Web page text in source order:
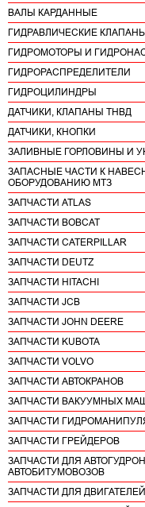
ВАЛЫ КАРДАННЫЕ
ГИДРАВЛИЧЕСКИЕ
ГИДРОМОТОРЫ И
ГИДРОРАСПРЕДЕЛИТЕЛИ
ГИДРОЦИЛИНДРЫ
ДАТЧИКИ, КЛАПАНЫ ТНВД
ДАТЧИКИ, КНОПКИ
ЗАЛИВНЫЕ ГОРЛОВИНЫ И
ЗАПАСНЫЕ ЧАСТИ К
ОБОРУДОВАНИЮ МТЗ
ЗАПЧАСТИ ATLAS
ЗАПЧАСТИ BOBCAT
ЗАПЧАСТИ CATERPILLAR
ЗАПЧАСТИ DEUTZ
ЗАПЧАСТИ HITACHI
ЗАПЧАСТИ JCB
ЗАПЧАСТИ JOHN DEERE
ЗАПЧАСТИ KUBOTA
ЗАПЧАСТИ VOLVO
ЗАПЧАСТИ АВТОКРАНОВ
ЗАПЧАСТИ ВАКУУМНЫХ
ЗАПЧАСТИ
ЗАПЧАСТИ ГРЕЙДЕРОВ
ЗАПЧАСТИ ДЛЯ
АВТОБИТУМОВОЗОВ
ЗАПЧАСТИ ДЛЯ ДВИГАТЕЛЕЙ